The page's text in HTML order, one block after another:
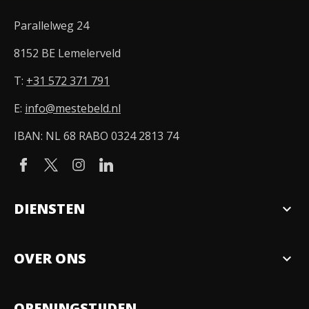
Parallelweg 24
8152 BE Lemelerveld
T: +31 572 371 791
E: info@mestebeld.nl
IBAN: NL 68 RABO 0324 2813 74
DIENSTEN expand_more
OVER ONS expand_more